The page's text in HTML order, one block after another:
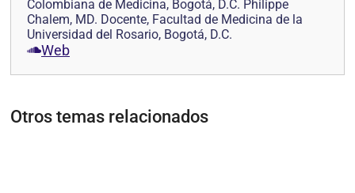
Colombiana de Medicina, Bogotá, D.C. Philippe
Chalem, MD. Docente, Facultad de Medicina de la
Universidad del Rosario, Bogotá, D.C.
Web
Otros temas relacionados